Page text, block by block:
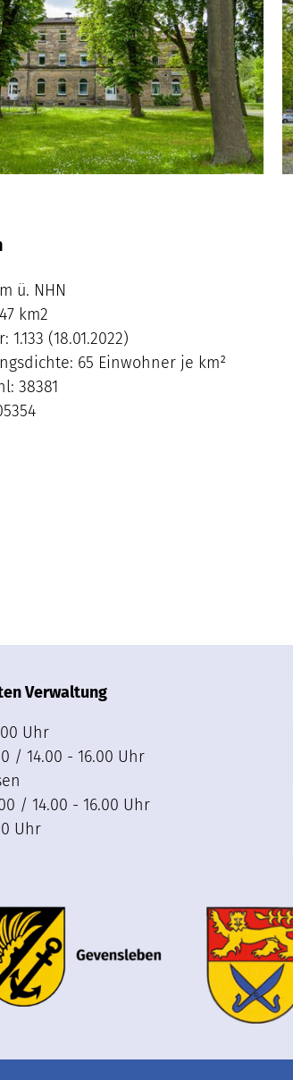
ü. NHN
km2
1.133 (18.01.2022)
65 Einwohner je km²
38381
Verwaltung
Uhr
/ 14.00 - 16.00 Uhr
/ 14.00 - 16.00 Uhr
Uhr